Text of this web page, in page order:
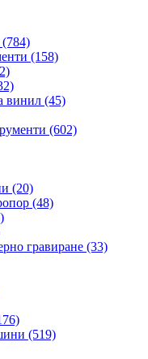
(784)
(158)
винил (45)
(602)
(20)
(48)
гравиране (33)
(519)